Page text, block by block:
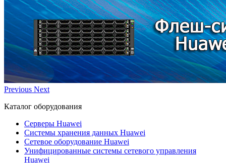
Previous Next
Каталог оборудования
Серверы Huawei
Системы хранения данных Huawei
Сетевое оборудование Huawei
Унифицированные системы сетевого управления
Huawei